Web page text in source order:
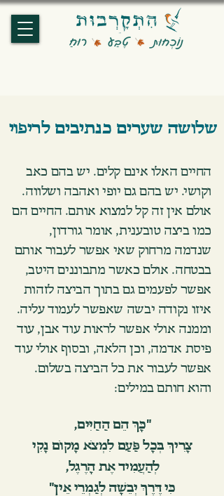
שלושה שערים כנתיבים לריפוי
החיים האלו אינם קלים. יש בהם כאב
וקושי. יש בהם גם יופי ואהבה ושלווה.
אולם אין זה קל למצוא אותם. החיים הם
כמו ביצה טובענית, אומר גורדון,
שנדמה מרחוק שאי אפשר לעבור אותם
בבטחה. אולם כאשר מתבוננים היטב,
אפשר לפעמים גם בתוך הביצה לזהות
איזו נקודה יבשה שאפשר לעמוד עליה.
וממנה אולי אפשר לראות עוד אבן, עוד
פיסת אדמה, וכן הלאה, ובסוף אולי עוד
אפשר לעבור את כל הביצה בשלום.
והוא חותם במילים:
"כָּךְ הֵם הַחַיִּים,
צָרִיךְ בְּכָל פַּעַם לִמְצֹא מָקוֹם נָקִי
לְהַעֲמִיד אֶת הָרֶגֶל,
כִּי דֶּרֶךְ יְבֵשָׁה לְגַמְרֵי אֵין"